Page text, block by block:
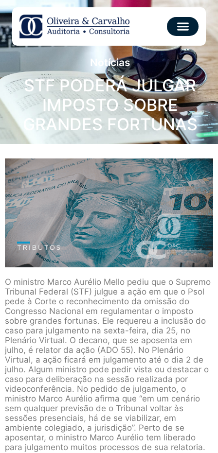
Notícias
STF PODERÁ JULGAR
IMPOSTO SOBRE
GRANDES FORTUNAS
O ministro Marco Aurélio Mello pediu que o Supremo
Tribunal Federal (STF) julgue a ação em que o Psol
pede à Corte o reconhecimento da omissão do
Congresso Nacional em regulamentar o imposto
sobre grandes fortunas. Ele requereu a inclusão do
caso para julgamento na sexta-feira, dia 25, no
Plenário Virtual. O decano, que se aposenta em
julho, é relator da ação (ADO 55). No Plenário
Virtual, a ação ficará em julgamento até o dia 2 de
julho. Algum ministro pode pedir vista ou destacar o
caso para deliberação na sessão realizada por
videoconferência. No pedido de julgamento, o
ministro Marco Aurélio afirma que “em um cenário
sem qualquer previsão de o Tribunal voltar às
sessões presenciais, há de se viabilizar, em
ambiente colegiado, a jurisdição”. Perto de se
aposentar, o ministro Marco Aurélio tem liberado
para julgamento muitos processos de sua relatoria.